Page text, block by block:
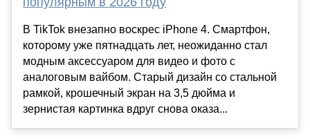
В TikTok внезапно воскрес iPhone 4. Смартфон,
которому уже пятнадцать лет, неожиданно стал
модным аксессуаром для видео и фото с
аналоговым вайбом. Старый дизайн со стальной
рамкой, крошечный экран на 3,5 дюйма и
зернистая картинка вдруг снова оказа...